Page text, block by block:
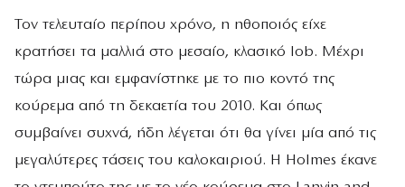
Τον τελευταίο περίπου χρόνο, η ηθοποιός είχε
κρατήσει τα μαλλιά στο μεσαίο, κλασικό lob. Μέχρι
τώρα μιας και εμφανίστηκε με το πιο κοντό της
κούρεμα από τη δεκαετία του 2010. Και όπως
συμβαίνει συχνά, ήδη λέγεται ότι θα γίνει μία από τις
μεγαλύτερες τάσεις του καλοκαιριού. Η Holmes έκανε